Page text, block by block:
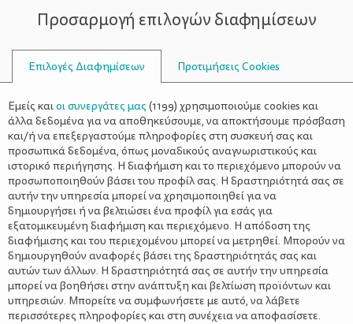
ΣΥΜΒΟΥΛΟΙ
ΑΣΠΡΆΔΙ
Προσαρμογή επιλογών διαφημίσεων
Επιλογές Διαφημίσεων Προτιμήσεις Cookies
Εμείς καιοι συνεργάτες μας (1199) χρησιμοποιούμε cookies και
άλλα δεδομένα για να αποθηκεύσουμε, να αποκτήσουμε πρόσβαση
και/ή να επεξεργαστούμε πληροφορίες στη συσκευή σας και
προσωπικά δεδομένα, όπως μοναδικούς αναγνωριστικούς και
ιστορικό περιήγησης. Η διαφήμιση και το περιεχόμενο μπορούν να
προσωποποιηθούν βάσει του προφίλ σας. Η δραστηριότητά σας σε
αυτήν την υπηρεσία μπορεί να χρησιμοποιηθεί για να
δημιουργήσει ή να βελτιώσει ένα προφίλ για εσάς για
εξατομικευμένη διαφήμιση και περιεχόμενο. Η απόδοση της
διαφήμισης και του περιεχομένου μπορεί να μετρηθεί. Μπορούν να
δημιουργηθούν αναφορές βάσει της δραστηριότητάς σας και
αυτών των άλλων. Η δραστηριότητά σας σε αυτήν την υπηρεσία
μπορεί να βοηθήσει στην ανάπτυξη και βελτίωση προϊόντων και
υπηρεσιών. Μπορείτε να συμφωνήσετε με αυτό, να λάβετε
περισσότερες πληροφορίες και στη συνέχεια να αποφασίσετε.